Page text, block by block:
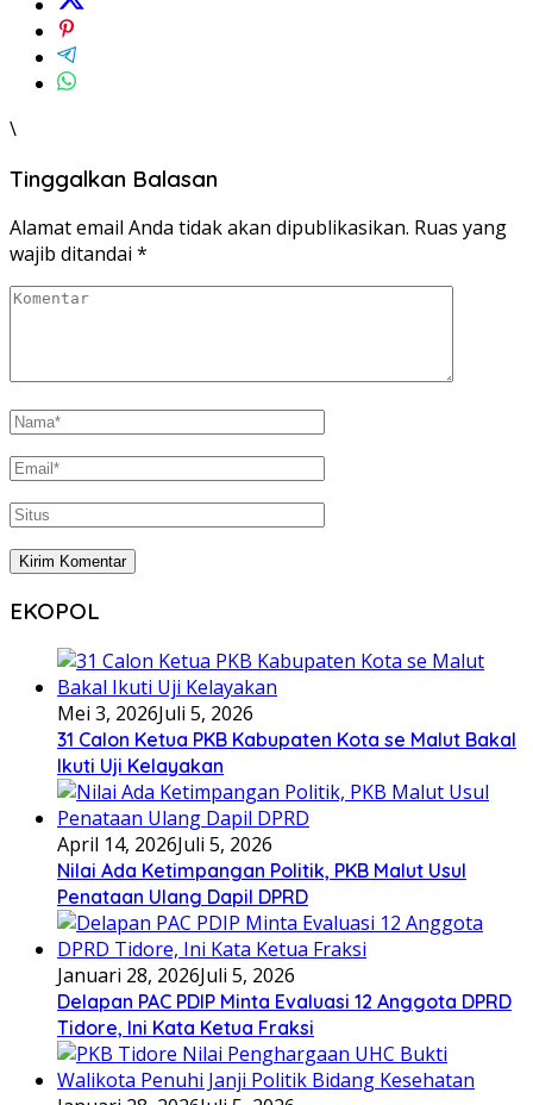
\
Tinggalkan Balasan
Alamat email Anda tidak akan dipublikasikan. Ruas yang
wajib ditandai *
EKOPOL
Mei 3, 2026Juli 5, 2026
31 Calon Ketua PKB Kabupaten Kota se Malut Bakal
Ikuti Uji Kelayakan
April 14, 2026Juli 5, 2026
Nilai Ada Ketimpangan Politik, PKB Malut Usul
Penataan Ulang Dapil DPRD
Januari 28, 2026Juli 5, 2026
Delapan PAC PDIP Minta Evaluasi 12 Anggota DPRD
Tidore, Ini Kata Ketua Fraksi